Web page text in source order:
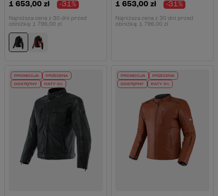
1 653,00 zł -31%
Najniższa cena z 30 dni przed
obniżką: 1 796,00 zł
1 653,00 zł -31%
Najniższa cena z 30 dni przed
obniżką: 1 796,00 zł
PROMOCJA PRZECENA
DOSTĘPNY RATY 0%
PROMOCJA PRZECENA
DOSTĘPNY RATY 0%